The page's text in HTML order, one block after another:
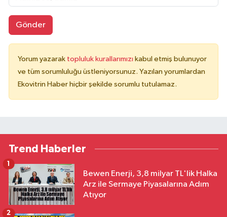
Gönder
Yorum yazarak topluluk kurallarımızı kabul etmiş bulunuyor
ve tüm sorumluluğu üstleniyorsunuz. Yazılan yorumlardan
Ekovitrin Haber hiçbir şekilde sorumlu tutulamaz.
Trend Haberler
Bewen Enerji, 3,8 milyar TL'lik Halka
Arz ile Sermaye Piyasalarına Adım
Atıyor
1
2